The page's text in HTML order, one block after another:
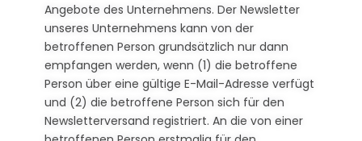
Angebote des Unternehmens. Der Newsletter
unseres Unternehmens kann von der
betroffenen Person grundsätzlich nur dann
empfangen werden, wenn (1) die betroffene
Person über eine gültige E-Mail-Adresse verfügt
und (2) die betroffene Person sich für den
Newsletterversand registriert. An die von einer